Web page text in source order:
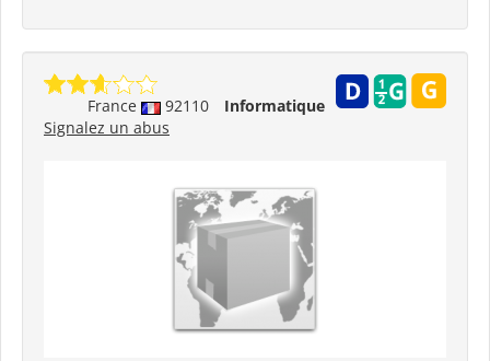
France 92110
Informatique
Signalez un abus